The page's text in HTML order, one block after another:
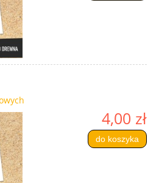
4,00 zł
do koszyka